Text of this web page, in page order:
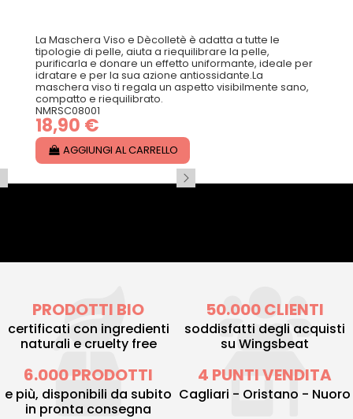
La Maschera Viso e Dècolletè è adatta a tutte le
tipologie di pelle, aiuta a riequilibrare la pelle,
purificarla e donare un effetto uniformante, ideale per
idratare e per la sua azione antiossidante.La
maschera viso ti regala un aspetto visibilmente sano,
compatto e riequilibrato.
NMRSC08001
18,90 €
AGGIUNGI AL CARRELLO
PRODOTTI BIO
certificati con ingredienti
naturali e cruelty free
50.000 CLIENTI
soddisfatti degli acquisti
su Wingsbeat
6.000 PRODOTTI
e più, disponibili da subito
in pronta consegna
4 PUNTI VENDITA
Cagliari - Oristano - Nuoro